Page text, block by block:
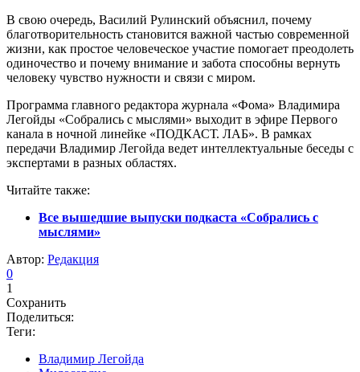
В свою очередь, Василий Рулинский объяснил, почему
благотворительность становится важной частью современной
жизни, как простое человеческое участие помогает преодолеть
одиночество и почему внимание и забота способны вернуть
человеку чувство нужности и связи с миром.
Программа главного редактора журнала «Фома» Владимира
Легойды «Собрались с мыслями» выходит в эфире Первого
канала в ночной линейке «ПОДКАСТ. ЛАБ». В рамках
передачи Владимир Легойда ведет интеллектуальные беседы с
экспертами в разных областях.
Читайте также:
Все вышедшие выпуски подкаста «Собрались с
мыслями»
Автор: Редакция
0
1
Сохранить
Поделиться:
Теги:
Владимир Легойда